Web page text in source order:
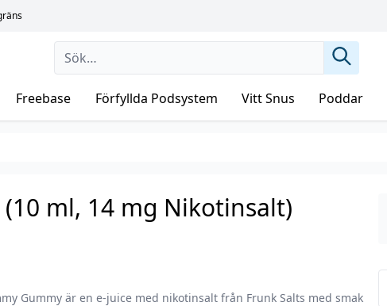
Freebase Förfyllda Podsystem Vitt Snus Poddar
ml, 14 mg Nikotinsalt)
Gummy är en e-juice med nikotinsalt från Frunk Salts med smak